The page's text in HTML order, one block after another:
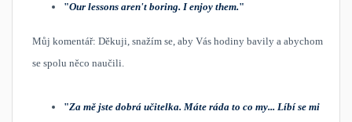
"Our lessons aren't boring. I enjoy them."
Můj komentář: Děkuji, snažím se, aby Vás hodiny bavily a abychom
se spolu něco naučili.
"Za mě jste dobrá učitelka. Máte ráda to co my... Líbí se mi